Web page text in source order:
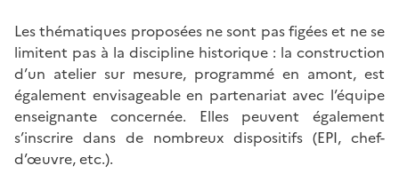
Les thématiques proposées ne sont pas figées et ne se
limitent pas à la discipline historique : la construction
d’un atelier sur mesure, programmé en amont, est
également envisageable en partenariat avec l’équipe
enseignante concernée. Elles peuvent également
s’inscrire dans de nombreux dispositifs (EPI, chef-
d’œuvre, etc.).